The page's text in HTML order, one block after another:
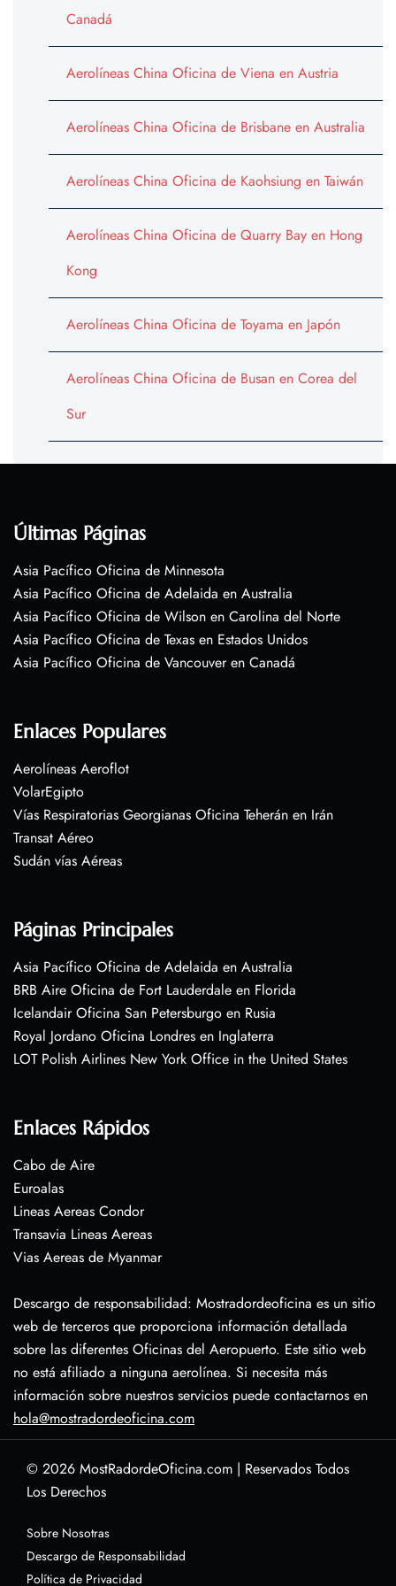
Canadá
Aerolíneas China Oficina de Viena en Austria
Aerolíneas China Oficina de Brisbane en Australia
Aerolíneas China Oficina de Kaohsiung en Taiwán
Aerolíneas China Oficina de Quarry Bay en Hong
Kong
Aerolíneas China Oficina de Toyama en Japón
Aerolíneas China Oficina de Busan en Corea del
Sur
Últimas Páginas
Asia Pacífico Oficina de Minnesota
Asia Pacífico Oficina de Adelaida en Australia
Asia Pacífico Oficina de Wilson en Carolina del Norte
Asia Pacífico Oficina de Texas en Estados Unidos
Asia Pacífico Oficina de Vancouver en Canadá
Enlaces Populares
Aerolíneas Aeroflot
VolarEgipto
Vías Respiratorias Georgianas Oficina Teherán en Irán
Transat Aéreo
Sudán vías Aéreas
Páginas Principales
Asia Pacífico Oficina de Adelaida en Australia
BRB Aire Oficina de Fort Lauderdale en Florida
Icelandair Oficina San Petersburgo en Rusia
Royal Jordano Oficina Londres en Inglaterra
LOT Polish Airlines New York Office in the United States
Enlaces Rápidos
Cabo de Aire
Euroalas
Lineas Aereas Condor
Transavia Lineas Aereas
Vias Aereas de Myanmar
Descargo de responsabilidad: Mostradordeoficina es un sitio
web de terceros que proporciona información detallada
sobre las diferentes Oficinas del Aeropuerto. Este sitio web
no está afiliado a ninguna aerolínea. Si necesita más
información sobre nuestros servicios puede contactarnos en
hola@mostradordeoficina.com
© 2026 MostRadordeOficina.com | Reservados Todos
Los Derechos
Sobre Nosotras
Descargo de Responsabilidad
Política de Privacidad